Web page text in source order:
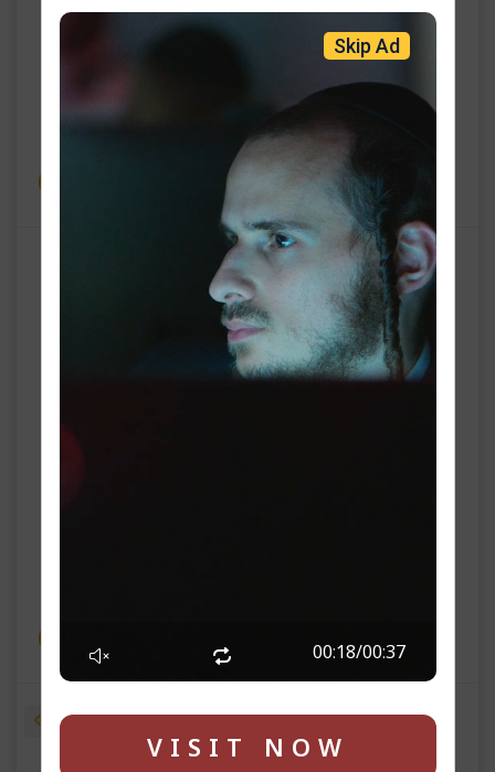
פרשת חוקת (א"י) פרשת קרח (חו"ל)
הגה"צ ר' אלימלך בידערמאן שליט"א
ה' שלח פ״ו
1 2 3 4 5 6 7 8
Skip Ad
00:19/00:37
VISIT NOW